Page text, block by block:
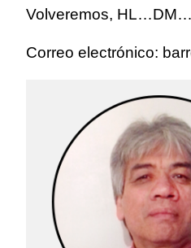
Volveremos, HL…DM…
Correo electrónico: